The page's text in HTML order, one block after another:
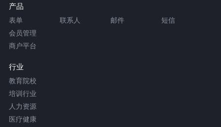
产品
表单 联系人 邮件
短信
会员管理
商户平台
行业
教育院校
培训行业
人力资源
医疗健康